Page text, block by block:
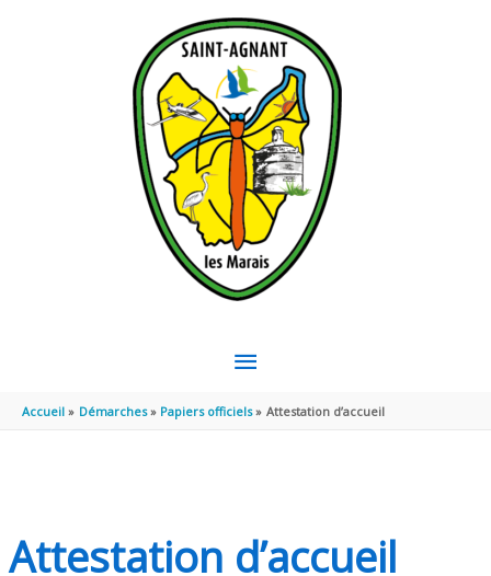
MENU
PRINCIPAL
Accueil Démarches Papiers officiels Attestation d’accueil
Attestation d’accueil